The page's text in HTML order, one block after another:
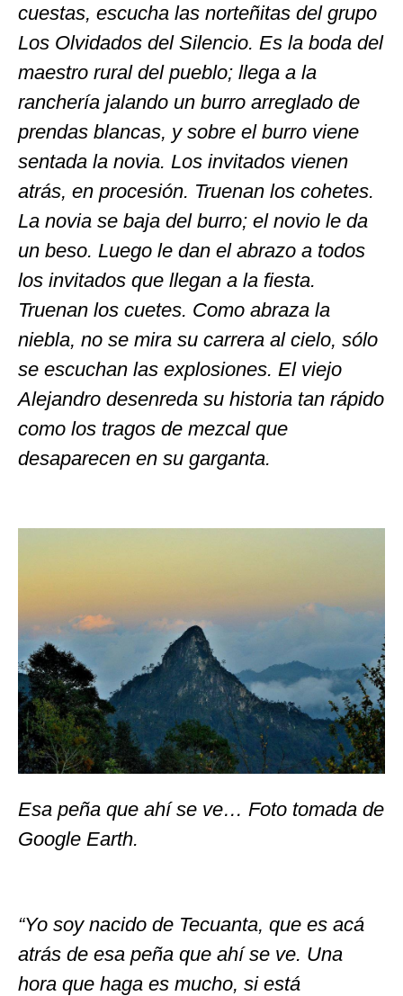
cuestas, escucha las norteñitas del grupo
Los Olvidados del Silencio. Es la boda del
maestro rural del pueblo; llega a la
ranchería jalando un burro arreglado de
prendas blancas, y sobre el burro viene
sentada la novia. Los invitados vienen
atrás, en procesión. Truenan los cohetes.
La novia se baja del burro; el novio le da
un beso. Luego le dan el abrazo a todos
los invitados que llegan a la fiesta.
Truenan los cuetes. Como abraza la
niebla, no se mira su carrera al cielo, sólo
se escuchan las explosiones. El viejo
Alejandro desenreda su historia tan rápido
como los tragos de mezcal que
desaparecen en su garganta.
Esa peña que ahí se ve… Foto tomada de
Google Earth.
“Yo soy nacido de Tecuanta, que es acá
atrás de esa peña que ahí se ve. Una
hora que haga es mucho, si está